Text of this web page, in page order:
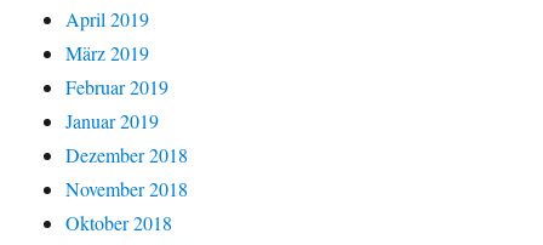
April 2019
März 2019
Februar 2019
Januar 2019
Dezember 2018
November 2018
Oktober 2018